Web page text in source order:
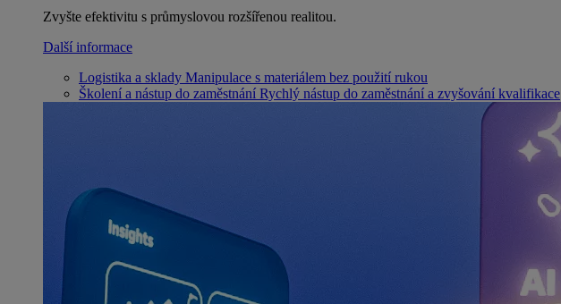
Zvyšte efektivitu s průmyslovou rozšířenou realitou.
Další informace
Logistika a sklady Manipulace s materiálem bez použití rukou
Školení a nástup do zaměstnání Rychlý nástup do zaměstnání a zvyšování kvalifikace